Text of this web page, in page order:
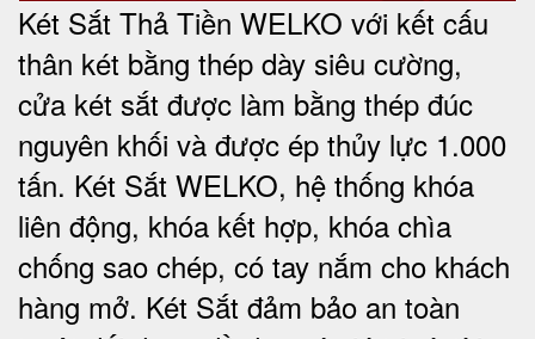
Két Sắt Thả Tiền WELKO với kết cấu
thân két bằng thép dày siêu cường,
cửa két sắt được làm bằng thép đúc
nguyên khối và được ép thủy lực 1.000
tấn. Két Sắt WELKO, hệ thống khóa
liên động, khóa kết hợp, khóa chìa
chống sao chép, có tay nắm cho khách
hàng mở. Két Sắt đảm bảo an toàn